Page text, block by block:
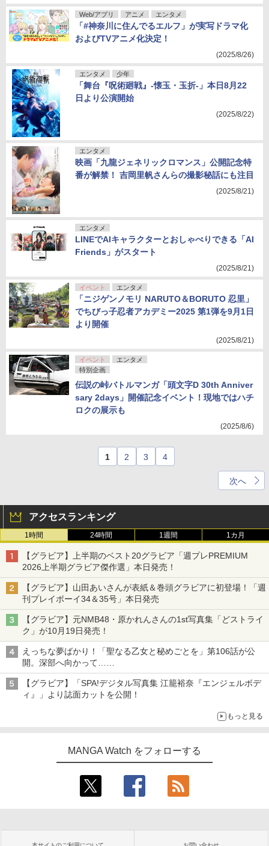
Web/アプリ アニメ エンタメ
「#神奈川に住んでるエルフ」が実写ドラマ化
およびTVアニメ化決定！
(2025/8/26)
エンタメ 少年
「舞台『呪術廻戦』-懐玉・玉折-」本日8月22
日より公演開始
(2025/8/22)
エンタメ
映画「九龍ジェネリックロマンス」公開記念特
番が解禁！ 吉岡里帆さんらの撮影秘話にも注目
(2025/8/21)
エンタメ
LINEでAIキャラクターとおしゃべりできる「AI
Friends」がスタート
(2025/8/21)
イベント エンタメ
「ニジゲンノモリ NARUTO＆BORUTO 忍里」
でちびっ子忍者アカデミー2025 第1弾を9月1日
より開催
(2025/8/21)
イベント
エンタメ
特別企画
伝説の峠バトルマンガ「頭文字D 30th Anniver
sary 2days」開催記念イベント！現地ではハチ
ロクの展示も
(2025/8/6)
1 2 3 4
次へ
アクセスランキング
1時間 24時間 1週間 1カ月
【グラビア】上半期のベスト20グラビア「週プレPREMIUM
2026上半期グラビア傑作選」本日発売！
【グラビア】山田あいさんが表紙＆巻頭グラビアに初登場！「週
刊プレイボーイ34＆35号」本日発売
【グラビア】元NMB48・原かれんさんの1st写真集「どストライ
ク」が10月19日発売！
えっちな夢ばかり！「聖なる乙女と秘めごとを」第106話が公
開。深部へ向かって……
【グラビア】「SPA!デジタル写真集 江籠裕奈『エンジェルボデ
ィ』」より誌面カットを公開！
もっと見る
MANGA Watch をフォローする